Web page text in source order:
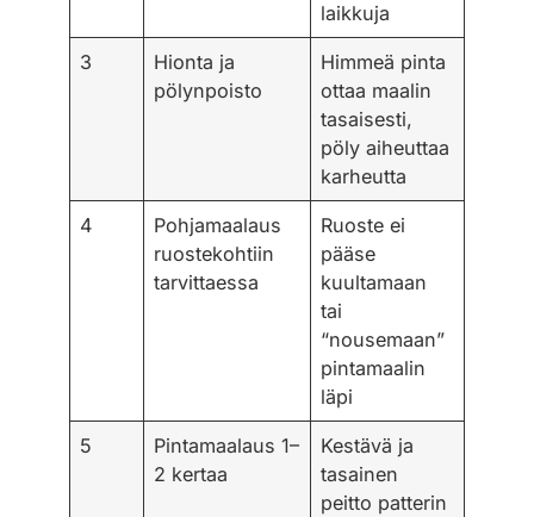
laikkuja
3
Hionta ja
pölynpoisto
Himmeä pinta
ottaa maalin
tasaisesti,
pöly aiheuttaa
karheutta
4
Pohjamaalaus
ruostekohtiin
tarvittaessa
Ruoste ei
pääse
kuultamaan
tai
“nousemaan”
pintamaalin
läpi
5
Pintamaalaus 1–
2 kertaa
Kestävä ja
tasainen
peitto patterin